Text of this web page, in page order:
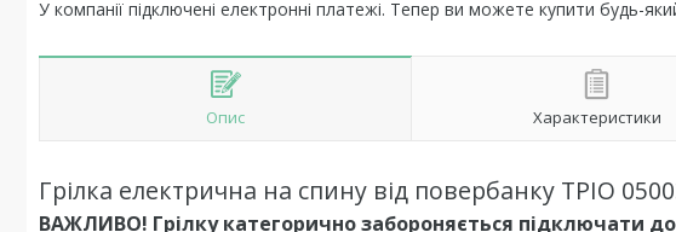
У компанії підключені електронні платежі. Тепер ви можете купити будь-
Опис Характеристики
Грілка електрична на спину від повербанку ТРІО
ВАЖЛИВО! Грілку категорично забороняється підключати